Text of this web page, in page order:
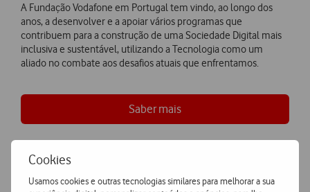
Cookies
Usamos cookies e outras tecnologias similares para melhorar a sua
A Fundação Vodafone em Portugal tem vindo, ao longo dos
anos, a desenvolver e a apoiar vários programas que
contribuem para a construção de uma Sociedade Digital mais
inclusiva e sustentável, utilizando a Tecnologia como um
aliado no combate aos desafios atuais que enfrentamos.
Saber mais